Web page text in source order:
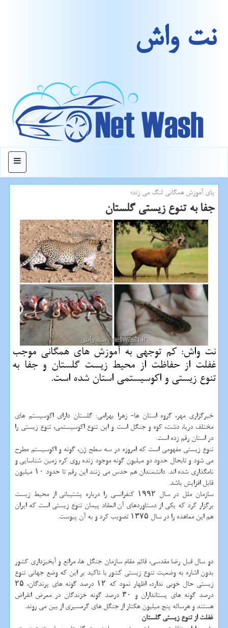
نت واش
منو
پای آموزش همگانی لنگ می زند؛
جفا به تنوع زیستی گلستان
نت واش: كم توجهی به آموزش های همگانی موجب
غفلت از حفاظت از محیط زیست گلستان و جفا به
تنوع زیستی و اكوسیستمی استان شده است.
خبرگزاری مهر، گروه استان ها- زهرا بهرامی: گلستان دارای اکوسیستم های
مختلف دریا، دشت، کوه و جنگل است و این تنوع اکوسیستمی، تنوع زیستی را
در استان رقم زده است.
تنوع زیستی مفهومی است که امروزه در سه سطح ژن، گونه و اکوسیستم مطرح
می شود و تابحال حدود دو میلیون گونه موجود زنده روی کره زمین شناسایی و
نامگذاری شده اند. دانشمندان هم حدس می زنند این رقم تا حدود ۱۰ میلیون
قابل افزایش باشد.
سازمان ملل در سال ۱۹۹۲ کنفرانسی را درباره پشتیبانی از محیط زیست
برگزار کرد که یکی از دستاوردهای آن انعقاد پیمان تنوع زیستی است که ایران
هم این معاهده را در سال ۱۳۷۵ تصویب کرد و به آن پیوست.
دو سال قبل رضا مقدسی، قائم مقام سازمان جنگل ها، مراتع و آبخیزداری کشور
بدون اشاره به وضعیت تنوع زیستی کشور با تاکید بر این که وضع جهانی تنوع
زیستی حال خوبی ندارد، اظهار نمود که ۱۲ درصد گونه های پرندگان، ۲۵
درصد گونه های پستانداران و ۳۰ درصد گونه خزندگان در معرض انقراض
هستند و هرساله پنج میلیون هکتار از جنگل های گرمسیری از بین می روند.
غفلت از تنوع زیستی گلستان